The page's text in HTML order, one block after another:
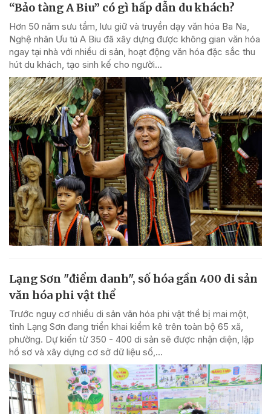
“Bảo tàng A Biu” có gì hấp dẫn du khách?
Hơn 50 năm sưu tầm, lưu giữ và truyền dạy văn hóa Ba Na,
Nghệ nhân Ưu tú A Biu đã xây dựng được không gian văn hóa
ngay tại nhà với nhiều di sản, hoạt động văn hóa đặc sắc thu
hút du khách, tạo sinh kế cho người...
Lạng Sơn "điểm danh", số hóa gần 400 di sản
văn hóa phi vật thể
Trước nguy cơ nhiều di sản văn hóa phi vật thể bị mai một,
tỉnh Lạng Sơn đang triển khai kiểm kê trên toàn bộ 65 xã,
phường. Dự kiến từ 350 - 400 di sản sẽ được nhận diện, lập
hồ sơ và xây dựng cơ sở dữ liệu số,...